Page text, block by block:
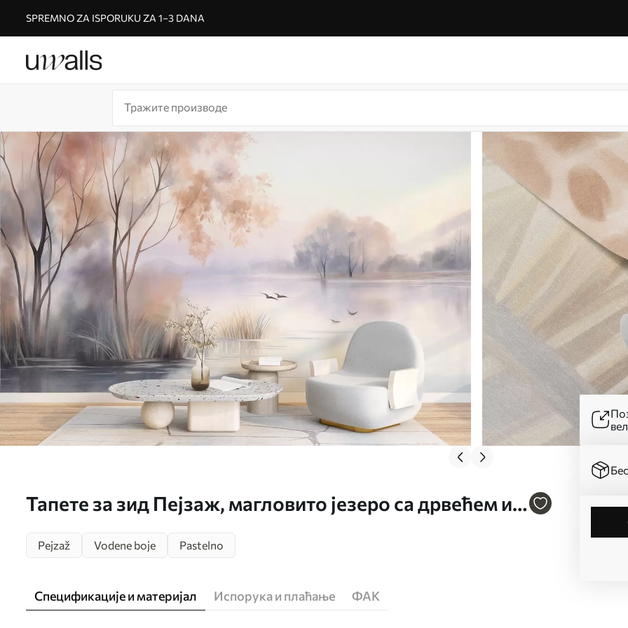
SPREMNO ZA ISPORUKU ZA 1–3 DANA
Тапете за зид Пејзаж, магловито језеро са дрвећем и
w09866
Pejzaž Vodene boje Pastelno
Спецификације и материјал Испорука и плаћање ФАК